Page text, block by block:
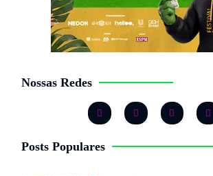
Nossas Redes
Posts Populares